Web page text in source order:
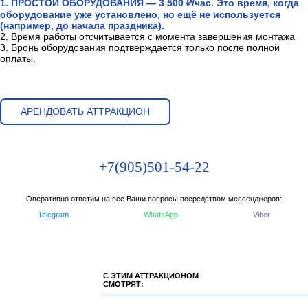
1. ПРОСТОЙ ОБОРУДОВАНИЯ — 3 500 ₽/час. Это время, когда
оборудование уже установлено, но ещё не используется
(например, до начала праздника).
2. Время работы отсчитывается с момента завершения монтажа
3. Бронь оборудования подтверждается только после полной
оплаты.
АРЕНДОВАТЬ АТТРАКЦИОН
+7(905)501-54-22
Оперативно ответим на все Ваши вопросы посредством мессенджеров:
Telegram
WhatsApp Viber
С ЭТИМ АТТРАКЦИОНОМ
СМОТРЯТ: